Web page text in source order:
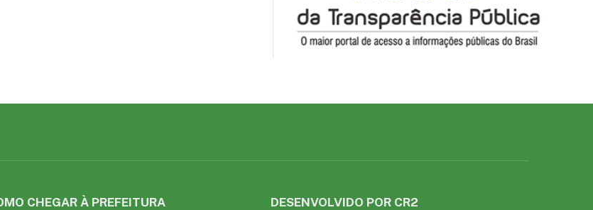
CHEGAR À PREFEITURA DESENVOLVIDO POR CR2